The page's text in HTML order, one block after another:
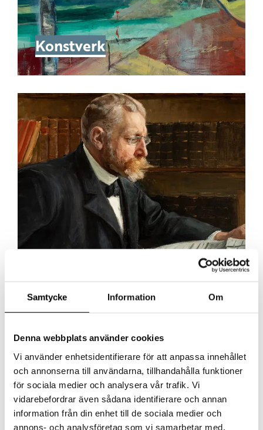
Samtycke Information Om
Denna webbplats använder cookies
Vi använder enhetsidentifierare för att anpassa innehållet
och annonserna till användarna, tillhandahålla funktioner
för sociala medier och analysera vår trafik. Vi
vidarebefordrar även sådana identifierare och annan
information från din enhet till de sociala medier och
annons- och analysföretag som vi samarbetar med.
Konstverk